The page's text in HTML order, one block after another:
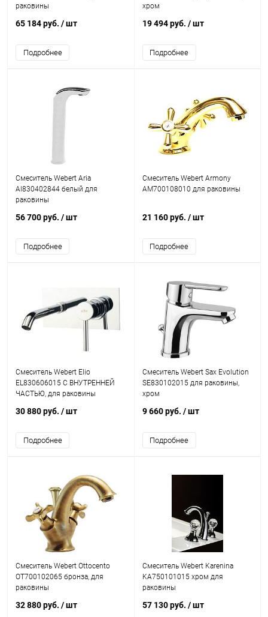
раковины
65 184 руб. / шт
Подробнее
хром
19 494 руб. / шт
Подробнее
Смеситель Webert Aria
AI830402844 белый для
раковины
56 700 руб. / шт
Подробнее
Смеситель Webert Armony
AM700108010 для раковины
21 160 руб. / шт
Подробнее
Смеситель Webert Elio
EL830606015 С ВНУТРЕННЕЙ
ЧАСТЬЮ, для раковины
30 880 руб. / шт
Подробнее
Смеситель Webert Sax Evolution
SE830102015 для раковины,
хром
9 660 руб. / шт
Подробнее
Смеситель Webert Ottocento
OT700102065 бронза, для
раковины
32 880 руб. / шт
Смеситель Webert Karenina
KA750101015 хром для
раковины
57 130 руб. / шт